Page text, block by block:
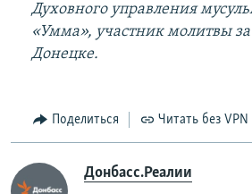
Духовного управления
«Умма», участник молитвы
Донецке.
Поделиться Читать без VPN
Донбасс.Реалии